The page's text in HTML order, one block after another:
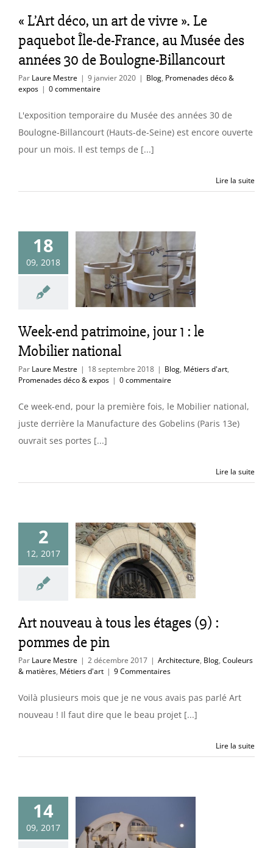
expos
« L’Art déco, un art de vivre ». Le
paquebot Île-de-France, au Musée des
années 30 de Boulogne-Billancourt
Par Laure Mestre | 9 janvier 2020 | Blog, Promenades déco &
expos | 0 commentaire
L'exposition temporaire du Musée des années 30 de
Boulogne-Billancourt (Hauts-de-Seine) est encore ouverte
pour un mois. Il est temps de [...]
Lire la suite
18
09, 2018
end
jour 1 :
national
Week-end patrimoine, jour 1 : le
Mobilier national
Par Laure Mestre | 18 septembre 2018 | Blog, Métiers d'art,
Promenades déco & expos | 0 commentaire
Ce week-end, pour la première fois, le Mobilier national,
juste derrière la Manufacture des Gobelins (Paris 13e)
ouvrait ses portes [...]
Lire la suite
2
12, 2017
à tous
(9) :
de pin
Art nouveau à tous les étages (9) :
pommes de pin
Par Laure Mestre | 2 décembre 2017 | Architecture, Blog, Couleurs
& matières, Métiers d'art | 9 Commentaires
Voilà plusieurs mois que je ne vous avais pas parlé Art
nouveau ! Il faut dire que le beau projet [...]
Lire la suite
14
09, 2017
en
pour